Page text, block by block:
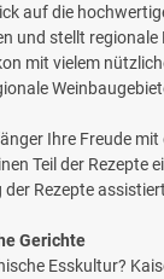
auf die
und stellt regionale
mit vielem
Ihre Freude
Teil der Rezepte
der Rezepte
Gerichte
Esskultur?